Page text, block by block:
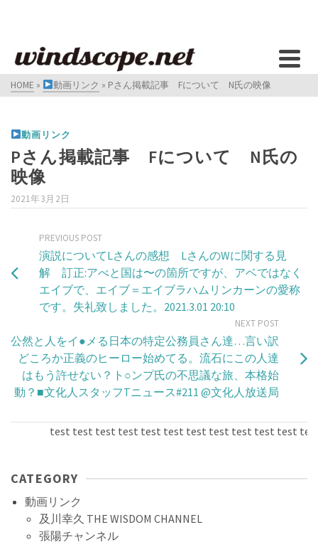
HOME » 動画リンク » Pさん掲載記事 Fについて N氏の映像
動画リンク
Pさん掲載記事 Fについて N氏の
映像
2021年3月2日
PREVIOUS POST
演説についてLさんの感想 LさんのWに関する見
解 訂正:アべと国は〜の箇所ですが、アベではなく
エイブで、エイブ＝エイブラハムリンカーンの愛称
です。失礼致しました。2021.3.01 20:10
NEXT POST
公然と人をイ●メる日本の特定公務員さん達…言い訳
どころか正義のヒーロー始めてる。流石にこの人達
はもう許せない？ト○ンプ氏の不思議な旅、本格始
動？■文化人スタッフTニュース#211​ @文化人放送局
test test test test test test test test test test test test
CATEGORY
動画リンク
及川幸久 THE WISDOM CHANNEL
張陽チャンネル